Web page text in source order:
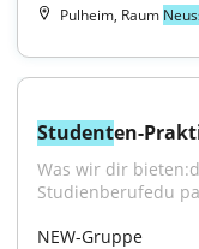
Pulheim, Raum
Studenten-
Was wir dir
Studienberufedu
NEW-Gruppe